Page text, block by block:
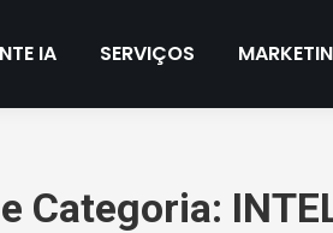
IA SERVIÇOS
Categoria: